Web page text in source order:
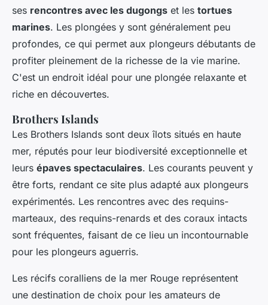
ses rencontres avec les dugongs et les tortues
marines. Les plongées y sont généralement peu
profondes, ce qui permet aux plongeurs débutants de
profiter pleinement de la richesse de la vie marine.
C'est un endroit idéal pour une plongée relaxante et
riche en découvertes.
Brothers Islands
Les Brothers Islands sont deux îlots situés en haute
mer, réputés pour leur biodiversité exceptionnelle et
leurs épaves spectaculaires. Les courants peuvent y
être forts, rendant ce site plus adapté aux plongeurs
expérimentés. Les rencontres avec des requins-
marteaux, des requins-renards et des coraux intacts
sont fréquentes, faisant de ce lieu un incontournable
pour les plongeurs aguerris.
Les récifs coralliens de la mer Rouge représentent
une destination de choix pour les amateurs de